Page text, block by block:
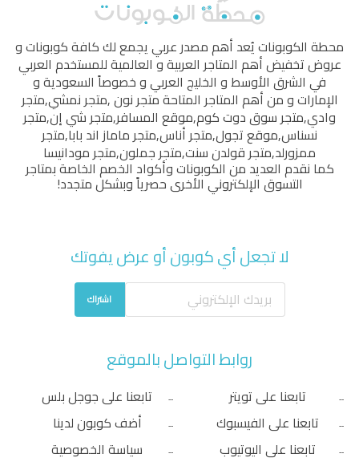
محطة الكوبوناتيُعد أهم مصدر عربي يجمع لك كافة كوبونات و
عروض تخفيض أهم المتاجر العربية و العالمية للمستخدم العربي
في الشرق الأوسط و الخليج العربي و خصوصاً السعودية و
الإمارات و من أهم المتاجر المتاحةمتجر نون,متجر نمشي,متجر
وادي,متجر سوق دوت كوم,موقع المسافر,متجر شي إن,متجر
نسناس,موقع تجول,متجر أناس,متجر ماماز اند بابا,متجر
ممزورلد,متجر قولدن سنت,متجر جملون,متجر مودانيسا
كما نقدم العديد من الكوبونات وأكواد الخصم الخاصة بمتاجر
التسوق الإلكتروني الأخرى حصرياً وبشكل متجدد!
لا تجعل أي كوبون أو عرض يفوتك
اشتراك
روابط التواصل بالموقع
تابعنا على تويتر
تابعنا على الفيسبوك
تابعنا على اليوتيوب
تابعنا على جوجل بلس
أضف كوبون لدينا
سياسة الخصوصية